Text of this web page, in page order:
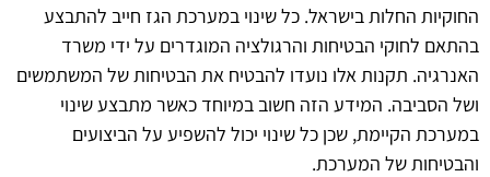
החוקיות החלות בישראל. כל שינוי במערכת הגז חייב להתבצע
בהתאם לחוקי הבטיחות והרגולציה המוגדרים על ידי משרד
האנרגיה. תקנות אלו נועדו להבטיח את הבטיחות של המשתמשים
ושל הסביבה. המידע הזה חשוב במיוחד כאשר מתבצע שינוי
במערכת הקיימת, שכן כל שינוי יכול להשפיע על הביצועים
והבטיחות של המערכת.